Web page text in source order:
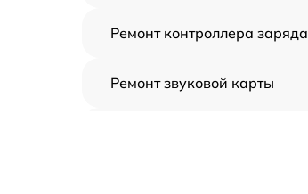
Ремонт контроллера заряда
Ремонт звуковой карты